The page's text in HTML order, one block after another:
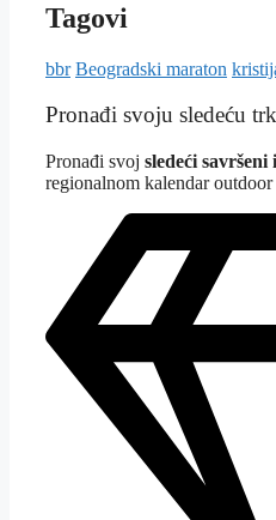
Tagovi
bbr Beogradski maraton
Pronađi svoju sledeću
Pronađi svoj sledeći savršeni
regionalnom kalendar outdoor